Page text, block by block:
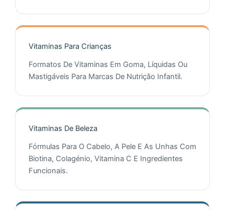
Vitaminas Para Crianças
Formatos De Vitaminas Em Goma, Líquidas Ou
Mastigáveis Para Marcas De Nutrição Infantil.
Vitaminas De Beleza
Fórmulas Para O Cabelo, A Pele E As Unhas Com
Biotina, Colagénio, Vitamina C E Ingredientes
Funcionais.